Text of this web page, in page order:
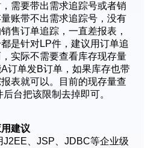
需要带出需求追踪号或者销
账带不出需求追踪号，没有
售订单追踪，一直差报表，
是针对LP件，建议用订单追
实际不需要查看库存现存量
订单发B订单，如果库存也带
表就可以。目前的现存量查
台把该限制去掉即可。
建议
、JSP、JDBC等企业级